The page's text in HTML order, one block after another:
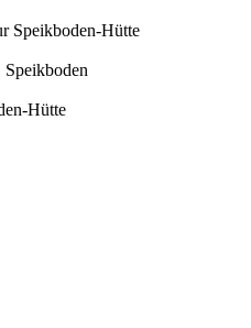
Speikboden-Hütte
Hütte